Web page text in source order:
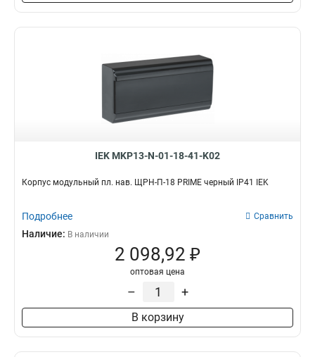
IEK MKP13-N-01-18-41-K02
Корпус модульный пл. нав. ЩРН-П-18 PRIME черный IP41 IEK
Подробнее Сравнить
Наличие: В наличии
2 098,92 ₽
оптовая цена
– +
В корзину